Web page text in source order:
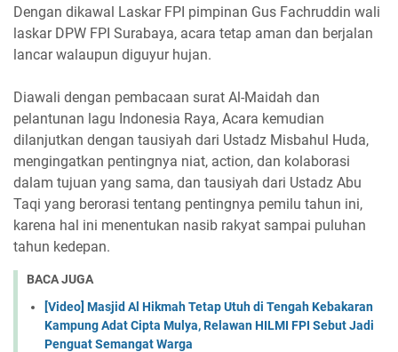
Dengan dikawal Laskar FPI pimpinan Gus Fachruddin wali
laskar DPW FPI Surabaya, acara tetap aman dan berjalan
lancar walaupun diguyur hujan.
Diawali dengan pembacaan surat Al-Maidah dan
pelantunan lagu Indonesia Raya, Acara kemudian
dilanjutkan dengan tausiyah dari Ustadz Misbahul Huda,
mengingatkan pentingnya niat, action, dan kolaborasi
dalam tujuan yang sama, dan tausiyah dari Ustadz Abu
Taqi yang berorasi tentang pentingnya pemilu tahun ini,
karena hal ini menentukan nasib rakyat sampai puluhan
tahun kedepan.
BACA JUGA
[Video] Masjid Al Hikmah Tetap Utuh di Tengah Kebakaran
Kampung Adat Cipta Mulya, Relawan HILMI FPI Sebut Jadi
Penguat Semangat Warga